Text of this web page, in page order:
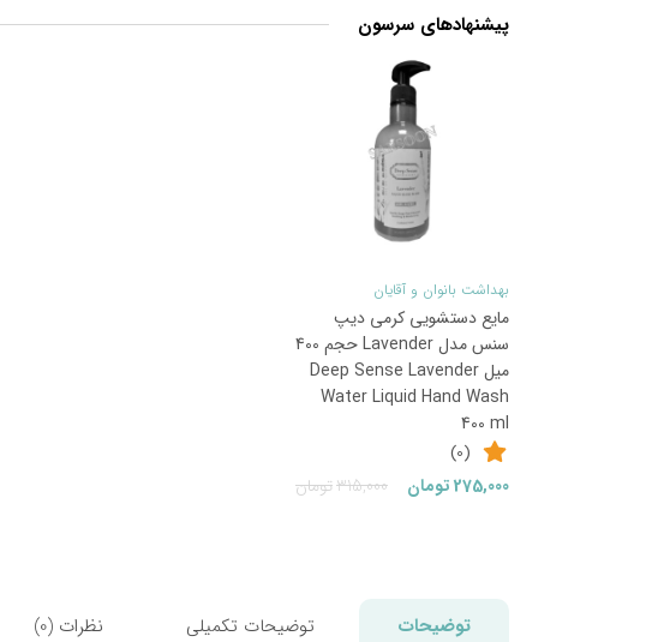
پیشنهادهای سرسون
بهداشت بانوان و آقایان
مایع دستشویی کرمی دیپ
سنس مدل Lavender حجم 400
میل Deep Sense Lavender
Water Liquid Hand Wash
400 ml
(0)
315,000تومانقیمت
275,000تومان
قیمت
توضیحات توضیحات تکمیلی نظرات (0)